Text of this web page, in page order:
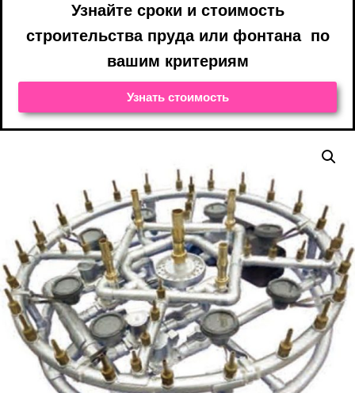
Узнайте cроки и стоимость
строительства пруда или фонтана по
вашим критериям
Узнать стоимость